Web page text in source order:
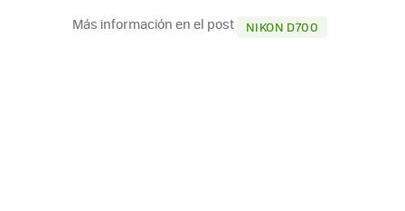
Más información en el post NIKON D700